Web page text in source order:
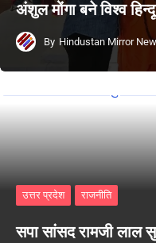
अंशुल मोंगा बने विश्व
By Hindustan Mirror
उत्तर प्रदेश राजनीति
सपा सांसद रामजी लाल